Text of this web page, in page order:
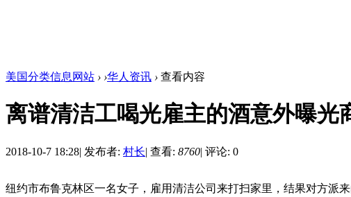
美国分类信息网站 › ›华人资讯 › 查看内容
离谱清洁工喝光雇主的酒意外曝光
2018-10-7 18:28| 发布者: 村长| 查看: 8760| 评论: 0
纽约市布鲁克林区一名女子，雇用清洁公司来打扫家里，结果对方派